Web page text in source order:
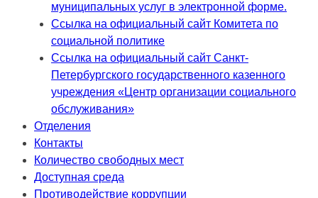
муниципальных услуг в электронной форме.
Ссылка на официальный сайт Комитета по
социальной политике
Ссылка на официальный сайт Санкт-
Петербургского государственного казенного
учреждения «Центр организации социального
обслуживания»
Отделения
Контакты
Количество свободных мест
Доступная среда
Противодействие коррупции